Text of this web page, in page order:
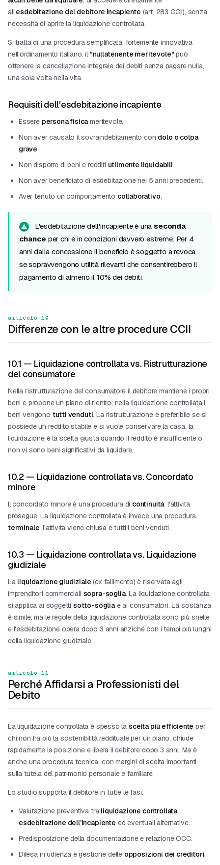
all'esdebitazione del debitore incapiente (art. 283 CCII), senza
necessità di aprire la liquidazione controllata.
Si tratta di una procedura semplificata, fortemente innovativa
nell'ordinamento italiano: il "nullatenente meritevole" può
ottenere la cancellazione integrale dei debiti senza pagare nulla,
una sola volta nella vita.
Requisiti dell'esdebitazione incapiente
Essere persona fisicameritevole.
Non aver causato il sovraindebitamento con dolo o colpa
grave.
Non disporre di beni e redditi utilmente liquidabili.
Non aver beneficiato di esdebitazione nei 5 anni precedenti.
Aver tenuto un comportamento collaborativo.
L'esdebitazione dell'incapiente è unaseconda
chance per chi è in condizioni davvero estreme. Per 4
anni dalla concessione il beneficio è soggetto a revoca
se sopravvengono utilità rilevanti che consentirebbero il
pagamento di almeno il 10% dei debiti.
articolo 10
Differenze con le altre procedure CCII
10.1 — Liquidazione controllata vs. Ristrutturazione
del consumatore
Nella ristrutturazione del consumatore il debitore mantiene i propri
beni e propone un piano di rientro; nella liquidazione controllata i
beni vengono tutti venduti. La ristrutturazione è preferibile se si
possiede un reddito stabile e si vuole conservare la casa; la
liquidazione è la scelta giusta quando il reddito è insufficiente o
non vi sono beni significativi da liquidare.
10.2 — Liquidazione controllata vs. Concordato
minore
Ilconcordato minoreè una procedura di continuità: l'attività
prosegue. La liquidazione controllata è invece una procedura
terminale: l'attività viene chiusa e tutti i beni venduti.
10.3 — Liquidazione controllata vs. Liquidazione
giudiziale
La liquidazione giudiziale (ex fallimento) è riservata agli
imprenditori commerciali sopra-soglia. La liquidazione controllata
si applica ai soggetti sotto-sogliae ai consumatori. La sostanza
è simile, ma le regole della liquidazione controllata sono più snelle
e l'esdebitazione opera dopo 3 anni anziché con i tempi più lunghi
della liquidazione giudiziale.
articolo 11
Perché Affidarsi a Professionisti del
Debito
La liquidazione controllata è spesso la scelta più efficiente per
chi non ha più la sostenibilità reddituale per un piano: chiude
rapidamente la posizione e libera il debitore dopo 3 anni. Ma è
anche una procedura tecnica, con margini di scelta importanti
sulla tutela del patrimonio personale e familiare.
Lo studio supporta il debitore in tutte le fasi:
Valutazione preventiva tra liquidazione controllata,
esdebitazione dell'incapiente ed eventuali alternative.
Predisposizione della documentazione e relazione OCC.
Difesa in udienza e gestione delle opposizioni dei creditori.